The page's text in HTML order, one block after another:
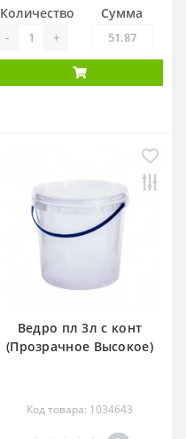
Количество
- +
Сумма
Ведро пл 3л с конт
(Прозрачное Высокое)
Код товара: 1034643